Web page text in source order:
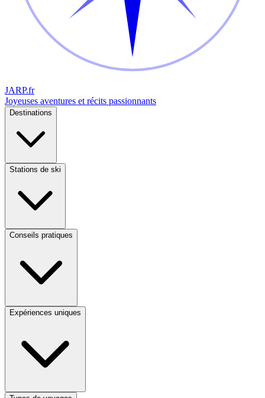
JARP.fr
Joyeuses aventures et récits passionnants
Destinations
Stations de ski
Conseils pratiques
Expériences uniques